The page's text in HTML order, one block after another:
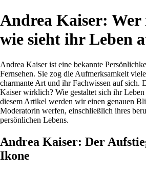
Andrea Kaiser: Wer
wie sieht ihr Leben
Andrea Kaiser ist eine bekannte
Fernsehen. Sie zog die Aufmerksamkeit
charmante Art und ihr Fachwissen auf sich.
Kaiser wirklich? Wie gestaltet sich ihr Leben
diesem Artikel werden wir einen genauen
Moderatorin werfen, einschließlich ihres
persönlichen Lebens.
Andrea Kaiser: Der
Ikone